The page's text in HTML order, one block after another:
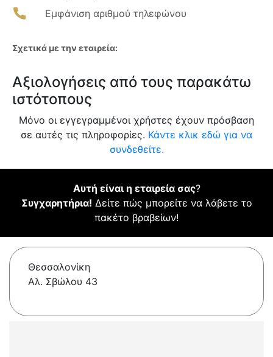
Εμφάνιση αριθμού τηλεφώνου
Σχετικά με την εταιρεία:
Αξιολογήσεις από τους παρακάτω
ιστότοπους
Μόνο οι εγγεγραμμένοι χρήστες έχουν πρόσβαση
σε αυτές τις πληροφορίες. Κάντε κλικ εδώ για να
συνδεθείτε.
Αυτή είναι η εταιρεία σας?
Συγχαρητήρια! Δείτε πώς μπορείτε να λάβετε το
πακέτο βραβείων!
Θεσσαλονίκη
Αλ. Σβώλου 43